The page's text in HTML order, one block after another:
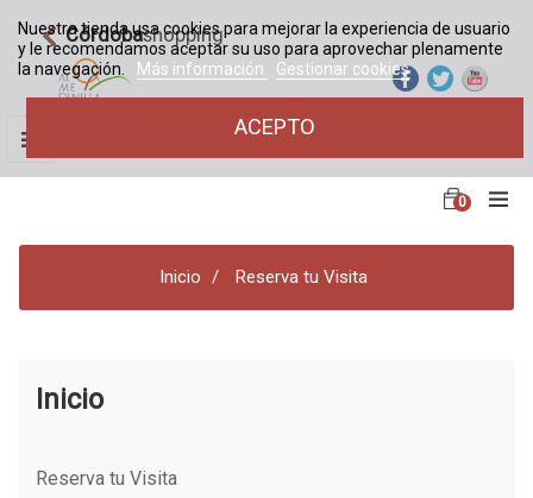
Córdobashopping
Nuestra tienda usa cookies para mejorar la experiencia de usuario
y le recomendamos aceptar su uso para aprovechar plenamente
la navegación.
Más información Gestionar cookies
ACEPTO
Navegación
de
palanca
☰
0
Inicio Reserva tu Visita
Inicio
Reserva tu Visita